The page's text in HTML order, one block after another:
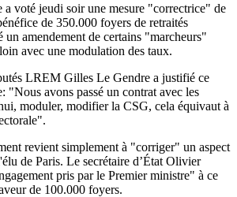
a voté jeudi soir une mesure "correctrice" de
de 350.000 foyers de retraités
un amendement de certains "marcheurs"
avec une modulation des taux.
LREM Gilles Le Gendre a justifié ce
"Nous avons passé un contrat avec les
moduler, modifier la CSG, cela équivaut à
revient simplement à "corriger" un aspect
de Paris. Le secrétaire d’État Olivier
pris par le Premier ministre" à ce
de 100.000 foyers.